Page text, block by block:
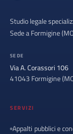
Studio legale
Sede a Formigine
SEDE
Via A. Corassori 106
41043 Formigine
SERVIZI
Appalti pubblici e